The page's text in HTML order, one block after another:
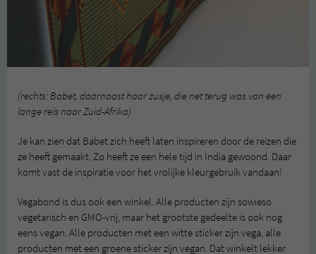
(rechts: Babet, daarnaast haar zusje, die net terug was van een
lange reis naar Zuid-Afrika)
Je kan zien dat Babet zich heeft laten inspireren door de reizen die
ze heeft gemaakt. Zo heeft ze een hele tijd in India gewoond. Daar
komt vast de inspiratie voor het vrolijke kleurgebruik vandaan!
Vegabond is dus ook een winkel. Alle producten zijn sowieso
vegetarisch en GMO-vrij, maar het grootste gedeelte is ook nog
eens vegan. Alle producten met een witte sticker zijn vega, alle
producten met een groene sticker zijn vegan. Dat winkelt lekker